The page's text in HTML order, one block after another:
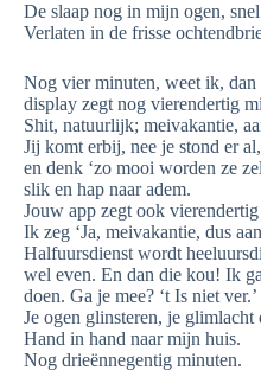
De slaap nog in mijn ogen,
Verlaten in de frisse
Nog vier minuten, weet ik, dan
display zegt nog vierendertig
Shit, natuurlijk; meivakantie,
Jij komt erbij, nee je stond er
en denk ‘zo mooi worden ze
slik en hap naar adem.
Jouw app zegt ook
Ik zeg ‘Ja, meivakantie, dus
Halfuursdienst wordt
wel even. En dan die kou! Ik
doen. Ga je mee? ‘t Is niet ver.’
Je ogen glinsteren, je glimlacht
Hand in hand naar mijn huis.
Nog drieënnegentig minuten.